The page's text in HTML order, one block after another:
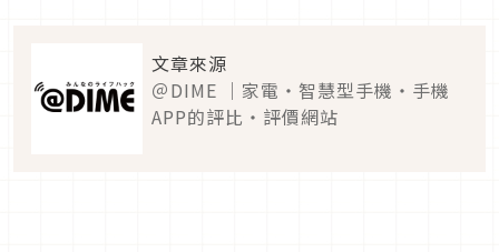
文章來源
＠DIME ｜家電・智慧型手機・手機
APP的評比・評價網站